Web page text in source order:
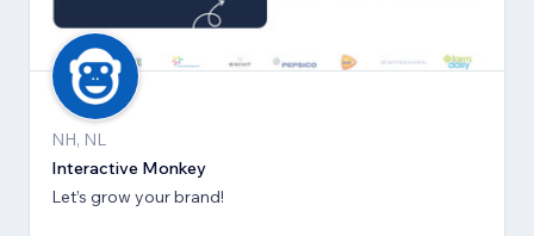
NH, NL
Interactive Monkey
Let’s grow your brand!